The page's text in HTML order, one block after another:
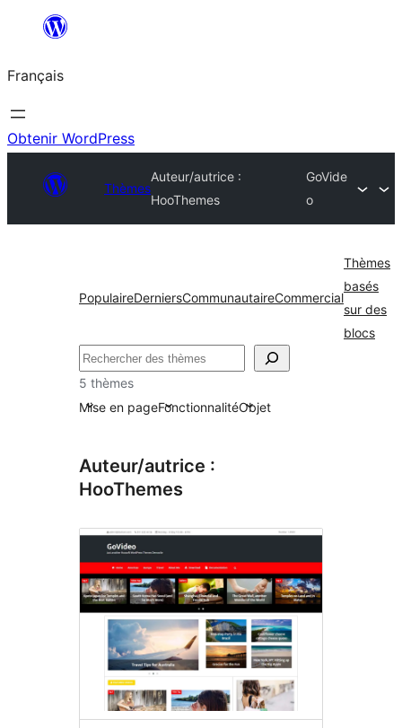
contenu
Français
Obtenir WordPress
Thèmes
Auteur/autrice :
HooThemes
GoVide
o
PopulaireDerniersCommunautaireCommercial
Thèmes
basés
sur des
blocs
Rechercher
5 thèmes
Mise en pageFonctionnalitéObjet
Auteur/autrice :
HooThemes